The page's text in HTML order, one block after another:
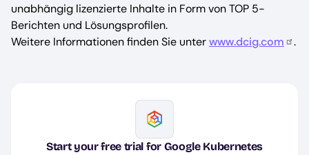
unabhängig lizenzierte Inhalte in Form von TOP 5-
Berichten und Lösungsprofilen.
Weitere Informationen finden Sie unterwww.dcig.com .
Image
Start your free trial for Google Kubernetes